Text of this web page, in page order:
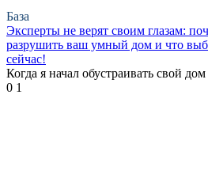
База
Эксперты не верят своим глазам:
разрушить ваш умный дом и что
сейчас!
Когда я начал обустраивать свой
0 1